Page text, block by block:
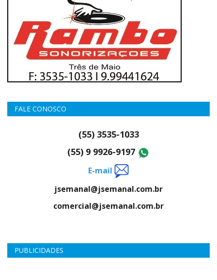
FALE CONOSCO
(55) 3535-1033
(55) 9 9926-9197
E-mail
jsemanal@jsemanal.com.br
comercial@jsemanal.com.br
PUBLICIDADES